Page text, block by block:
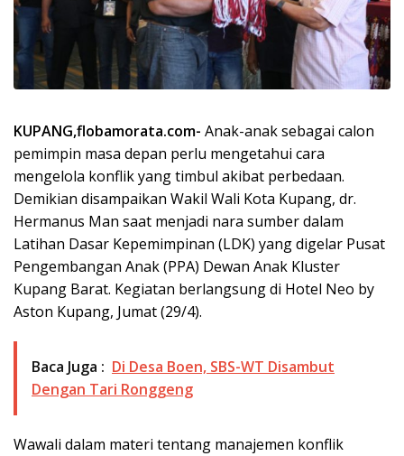
KUPANG,flobamorata.com- Anak-anak sebagai calon
pemimpin masa depan perlu mengetahui cara
mengelola konflik yang timbul akibat perbedaan.
Demikian disampaikan Wakil Wali Kota Kupang, dr.
Hermanus Man saat menjadi nara sumber dalam
Latihan Dasar Kepemimpinan (LDK) yang digelar Pusat
Pengembangan Anak (PPA) Dewan Anak Kluster
Kupang Barat. Kegiatan berlangsung di Hotel Neo by
Aston Kupang, Jumat (29/4).
Baca Juga : Di Desa Boen, SBS-WT Disambut
Dengan Tari Ronggeng
Wawali dalam materi tentang manajemen konflik